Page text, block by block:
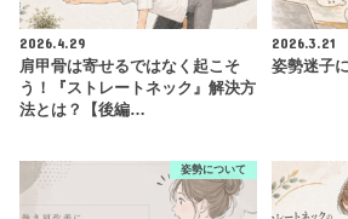
2026.4.29
肩甲骨は寄せるではなく起こそ
う！『ストレートネック』解決方
法とは？【後編…
2026.3.21
姿勢迷子
姿勢について